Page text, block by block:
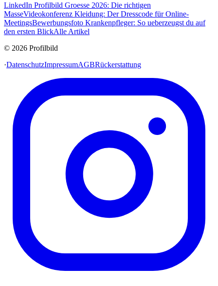
LinkedIn Profilbild Groesse 2026: Die richtigen
MasseVideokonferenz Kleidung: Der Dresscode für Online-
MeetingsBewerbungsfoto Krankenpfleger: So ueberzeugst du auf
den ersten BlickAlle Artikel
© 2026 Profilbild
·DatenschutzImpressumAGBRückerstattung